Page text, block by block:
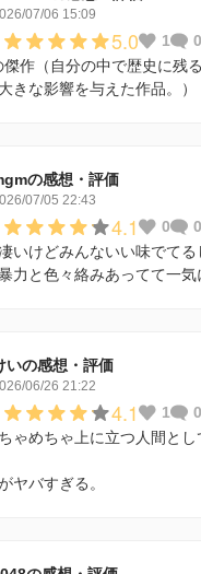
07/06 15:09
5.0 1
0
作（自分の中で歴史に残
きな影響を与えた作品。）
の感想・評価
07/05 22:43
4.1 0
0
いけどみんないい味でてる
力と色々絡みあってて一気
いの感想・評価
06/26 21:22
4.1 1
0
ゃめちゃ上に立つ人間と
ヤバすぎる。